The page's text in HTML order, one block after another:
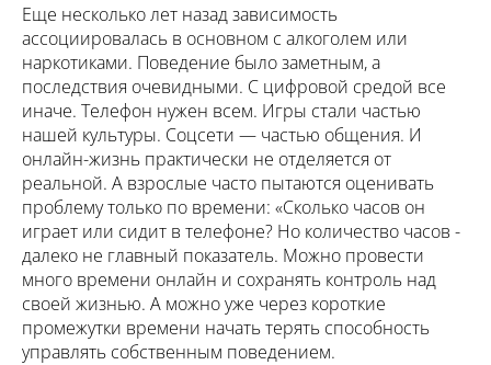
Еще несколько лет назад зависимость
ассоциировалась в основном с алкоголем или
наркотиками. Поведение было заметным, а
последствия очевидными. С цифровой средой все
иначе. Телефон нужен всем. Игры стали частью
нашей культуры. Соцсети — частью общения. И
онлайн-жизнь практически не отделяется от
реальной. А взрослые часто пытаются оценивать
проблему только по времени: «Сколько часов он
играет или сидит в телефоне? Но количество часов -
далеко не главный показатель. Можно провести
много времени онлайн и сохранять контроль над
своей жизнью. А можно уже через короткие
промежутки времени начать терять способность
управлять собственным поведением.